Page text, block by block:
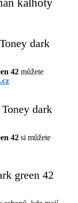
kalhoty
dark
42 můžete
dark
42 si můžete
green 42